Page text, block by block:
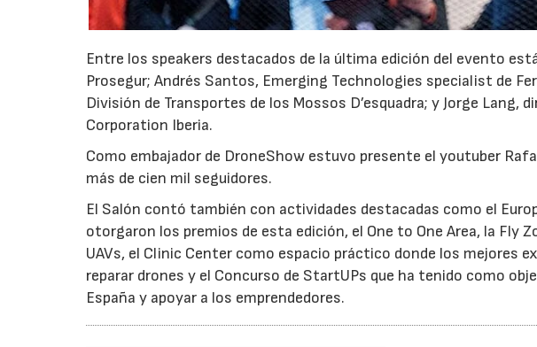
Entre los speakers destacados de la última edición del evento
Prosegur; Andrés Santos, Emerging Technologies specialist de
División de Transportes de los Mossos D’esquadra; y Jorge
Corporation Iberia.
Como embajador de DroneShow estuvo presente el youtuber
más de cien mil seguidores.
El Salón contó también con actividades destacadas como el
otorgaron los premios de esta edición, el One to One Area, la Fly
UAVs, el Clinic Center como espacio práctico donde los mejores
reparar drones y el Concurso de StartUPs que ha tenido como
España y apoyar a los emprendedores.